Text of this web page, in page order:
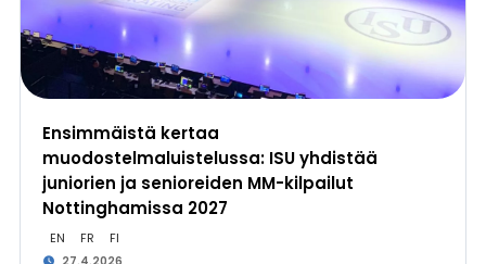
Ensimmäistä kertaa
muodostelmaluistelussa: ISU yhdistää
juniorien ja senioreiden MM-kilpailut
Nottinghamissa 2027
EN FR FI